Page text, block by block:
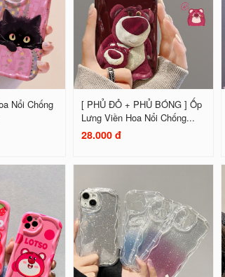
Nổi Chống
[ PHỦ ĐỎ + PHỦ BÓNG ] Ốp
Lưng Viền Hoa Nổi Chống...
28.000 đ